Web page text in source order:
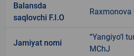
Balansda
saqlovchi F.I.O
Jamiyat nomi
“Yangiyo‘l
MChJ